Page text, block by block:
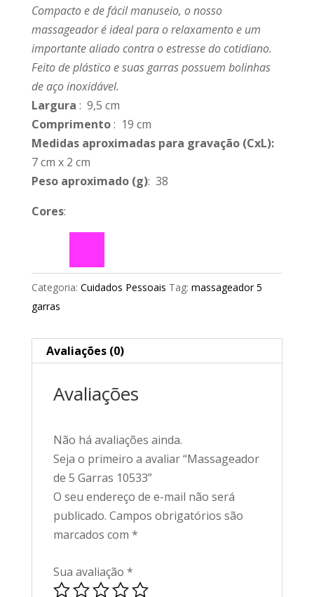
Compacto e de fácil manuseio, o nosso
massageador é ideal para o relaxamento e um
importante aliado contra o estresse do cotidiano.
Feito de plástico e suas garras possuem bolinhas
de aço inoxidável.
Largura : 9,5 cm
Comprimento: 19 cm
Medidas aproximadas para gravação(CxL):
7 cm x 2 cm
Peso aproximado(g): 38
Cores:
Categoria: Cuidados Pessoais Tag: massageador 5
garras
Avaliações (0)
Avaliações
Não há avaliações ainda.
Seja o primeiro a avaliar “Massageador
de 5 Garras 10533”
O seu endereço de e-mail não será
publicado. Campos obrigatórios são
marcados com *
Sua avaliação *